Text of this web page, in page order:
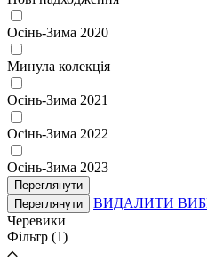
Осінь-Зима 2020
Минула колекція
Осінь-Зима 2021
Осінь-Зима 2022
Осінь-Зима 2023
Переглянути
Переглянути
ВИДАЛИТИ
Черевики
Фільтр (1)